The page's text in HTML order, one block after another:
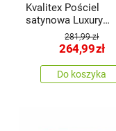
Kvalitex Pościel
satynowa Luxury
Collection
Carerobeżowa, 140 x
200 cm, 70 x 90 cm
281,99 zł
264,99zł
Do koszyka